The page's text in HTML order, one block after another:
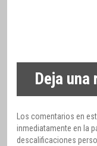
Deja una
Los comentarios en
inmediatamente en la
descalificaciones